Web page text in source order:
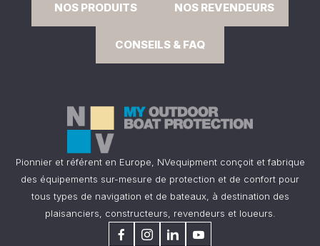
NOS PRODUITS NOS REVENDEURS
CONSEILS & FAQ
Pionnier et référent en Europe, NVequipment conçoit et fabrique
des équipements sur-mesure de protection et de confort pour
tous types de navigation et de bateaux, à destination des
plaisanciers, constructeurs, revendeurs et loueurs.